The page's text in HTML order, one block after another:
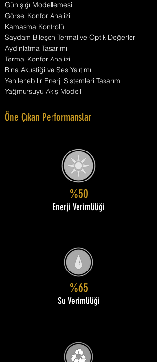
Günışığı Modellemesi
Görsel Konfor Analizi
Kamaşma Kontrolü
Saydam Bileşen Termal ve Optik Değerleri
Aydınlatma Tasarımı
Termal Konfor Analizi
Bina Akustiği ve Ses Yalıtımı
Yenilenebilir Enerji Sistemleri Tasarımı
Yağmursuyu Akış Modeli
Öne Çıkan Performanslar
%50
Enerji Verimliliği
%65
Su Verimliliği